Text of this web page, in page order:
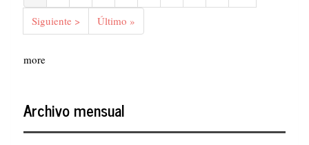
actual
Siguiente
página
Siguiente >
Última
página
Último »
more
Archivo mensual